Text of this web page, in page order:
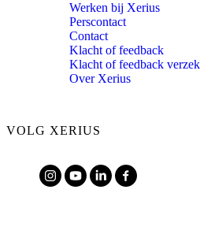
Werken bij Xerius
Perscontact
Contact
Klacht of feedback
Klacht of feedback
Over Xerius
VOLG XERIUS